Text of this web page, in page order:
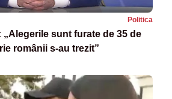
Politica
sunt furate de 35 de
românii s-au trezit”